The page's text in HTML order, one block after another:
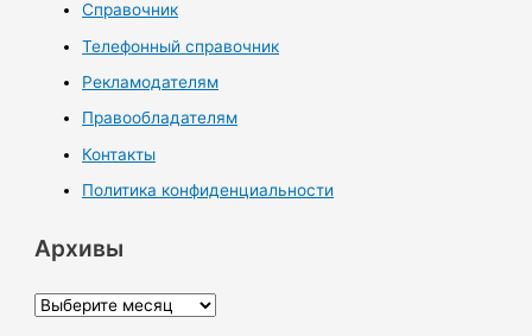
Справочник
Телефонный справочник
Рекламодателям
Правообладателям
Контакты
Политика конфиденциальности
Архивы
А